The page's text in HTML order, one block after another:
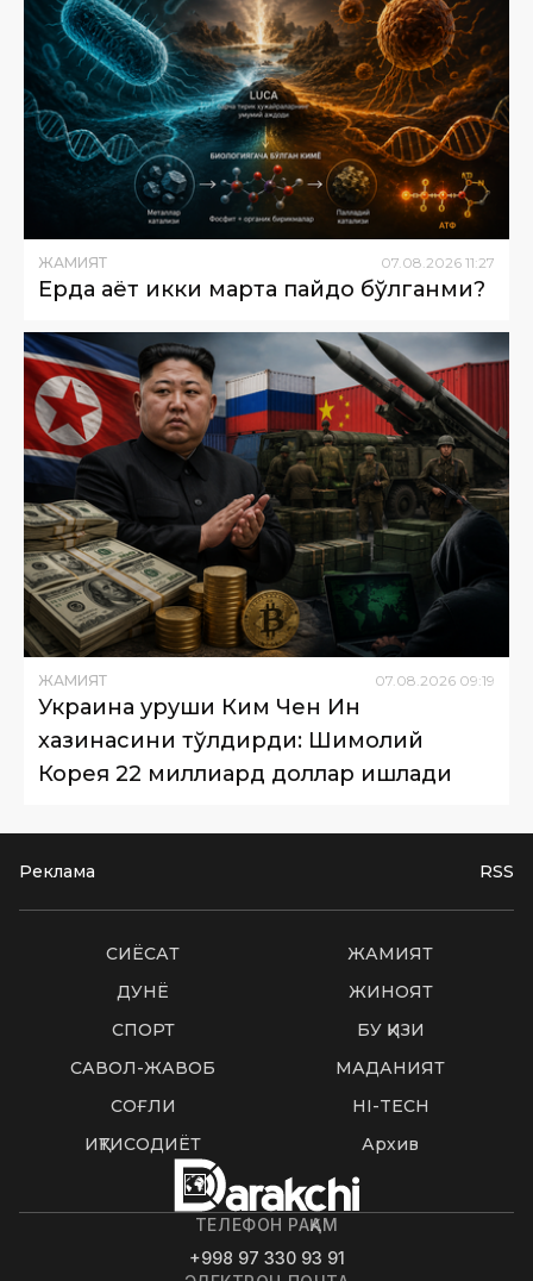
ЖАМИЯТ 07.08.2026 11:27
Ерда ҳаёт икки марта пайдо бўлганми?
ЖАМИЯТ 07 08 2026 09:19
Украина уруши Ким Чен Ин
хазинасини тўлдирди: Шимолий
Корея 22 миллиард доллар ишлади
Реклама RSS
СИËСАТ
ЖАМИЯТ
ДУНË
ЖИНОЯТ
СПОРТ
БУ ҚИЗИҚ
САВОЛ-ЖАВОБ
МАДАНИЯТ
СОҒЛИҚ
HI-TECH
ИҚТИСОДИЁТ
Архив
ТЕЛЕФОН РАҚАМ
+998 97 330 93 91